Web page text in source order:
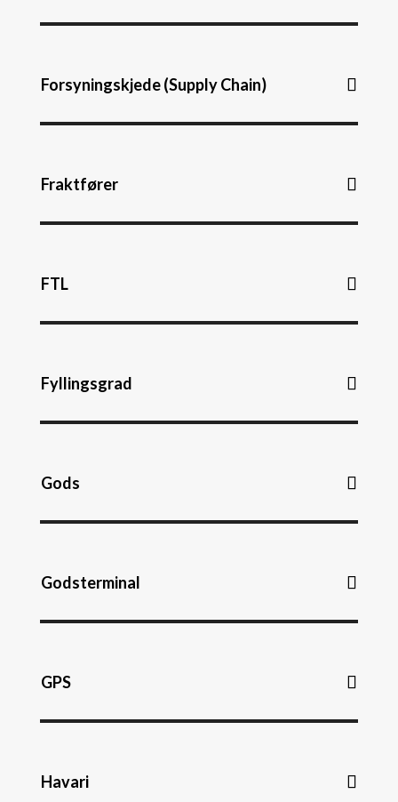
Forsyningskjede (Supply Chain)
Fraktfører
FTL
Fyllingsgrad
Gods
Godsterminal
GPS
Havari